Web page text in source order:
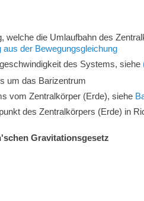
welche die Umlaufbahn des
aus der Bewegungsgleichung
des Systems, siehe
um das Barizentrum
vom Zentralkörper (Erde), siehe
des Zentralkörpers (Erde) in
Gravitationsgesetz